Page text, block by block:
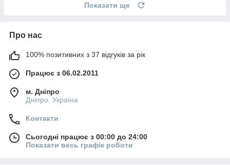
Показати ще
Про нас
100% позитивних з 37 відгуків за рік
Працює з 06.02.2011
м. Дніпро
Дніпро, Україна
Контакти
Сьогодні працює з 00:00 до 24:00
Показати весь графік роботи